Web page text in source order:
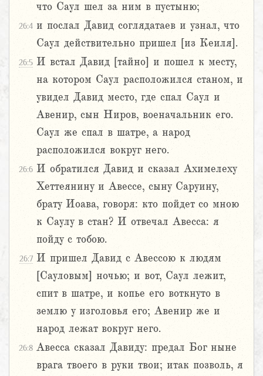
что Саул шел за ним в пустыню;
26:4 и послал Давид соглядатаев и узнал, что
Саул действительно пришел [из Кеиля].
26:5 И встал Давид [тайно] и пошел к месту,
на котором Саул расположился станом, и
увидел Давид место, где спал Саул и
Авенир, сын Ниров, военачальник его.
Саул же спал в шатре, а народ
расположился вокруг него.
26:6 И обратился Давид и сказал Ахимелеху
Хеттеянину и Авессе, сыну Саруину,
брату Иоава, говоря: кто пойдет со мною
к Саулу в стан? И отвечал Авесса: я
пойду с тобою.
26:7 И пришел Давид с Авессою к людям
[Сауловым] ночью; и вот, Саул лежит,
спит в шатре, и копье его воткнуто в
землю у изголовья его; Авенир же и
народ лежат вокруг него.
26:8 Авесса сказал Давиду: предал Бог ныне
врага твоего в руки твои; итак позволь, я